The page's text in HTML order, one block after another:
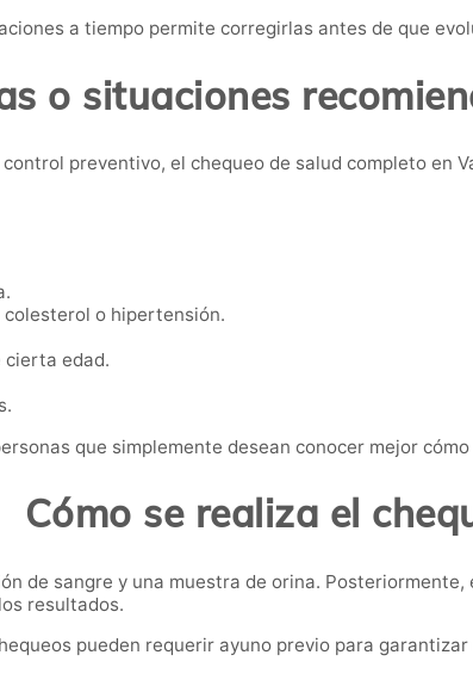
a tiempo permite corregirlas antes de que
o situaciones
preventivo, el chequeo de salud completo en
o hipertensión.
cierta edad.
que simplemente desean conocer mejor
Cómo se realiza el
de sangre y una muestra de orina.
resultados.
pueden requerir ayuno previo para